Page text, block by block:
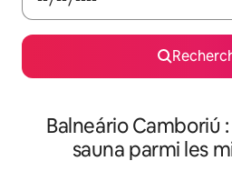
Balneário Camboriú
sauna parmi les